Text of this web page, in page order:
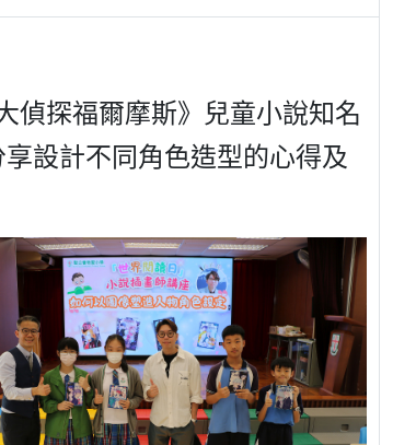
偵探福爾摩斯》兒童小說知名
設計不同角色造型的心得及